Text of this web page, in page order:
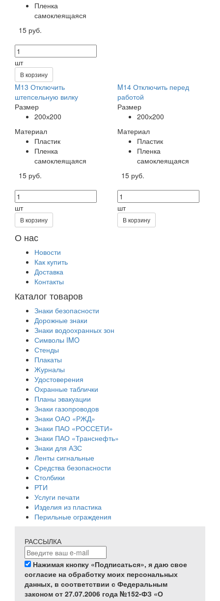
Пленка
самоклеящаяся
15 руб.
шт
В корзину
M13 Отключить
штепсельную вилку
Размер
200х200
Материал
Пластик
Пленка
самоклеящаяся
15 руб.
шт
В корзину
M14 Отключить перед
работой
Размер
200х200
Материал
Пластик
Пленка
самоклеящаяся
15 руб.
шт
В корзину
О нас
Новости
Как купить
Доставка
Контакты
Каталог товаров
Знаки безопасности
Дорожные знаки
Знаки водоохранных зон
Символы IMO
Стенды
Плакаты
Журналы
Удостоверения
Охранные таблички
Планы эвакуации
Знаки газопроводов
Знаки ОАО «РЖД»
Знаки ПАО «РОССЕТИ»
Знаки ПАО «Транснефть»
Знаки для АЗС
Ленты сигнальные
Средства безопасности
Столбики
РТИ
Услуги печати
Изделия из пластика
Перильные ограждения
РАССЫЛКА
Нажимая кнопку «Подписаться», я даю свое
согласие на обработку моих персональных
данных, в соответствии с Федеральным
законом от 27.07.2006 года №152-ФЗ «О